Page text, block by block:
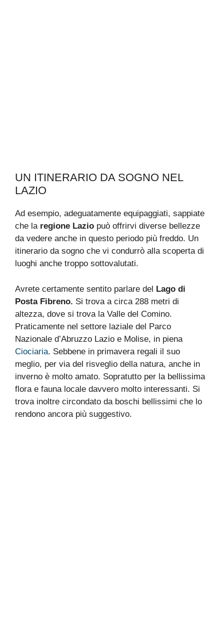
UN ITINERARIO DA SOGNO NEL
LAZIO
Ad esempio, adeguatamente equipaggiati, sappiate
che la regione Lazio può offrirvi diverse bellezze
da vedere anche in questo periodo più freddo. Un
itinerario da sogno che vi condurrò alla scoperta di
luoghi anche troppo sottovalutati.
Avrete certamente sentito parlare del Lago di
Posta Fibreno. Si trova a circa 288 metri di
altezza, dove si trova la Valle del Comino.
Praticamente nel settore laziale del Parco
Nazionale d’Abruzzo Lazio e Molise, in piena
Ciociaria. Sebbene in primavera regali il suo
meglio, per via del risveglio della natura, anche in
inverno è molto amato. Sopratutto per la bellissima
flora e fauna locale davvero molto interessanti. Si
trova inoltre circondato da boschi bellissimi che lo
rendono ancora più suggestivo.